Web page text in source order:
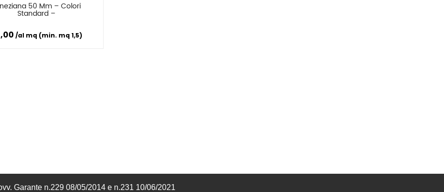
Garante n.229 08/05/2014 e n.231 10/06/2021
50 Mm – Colori
Standard –
al mq (min. mq 1,5)
Confronta